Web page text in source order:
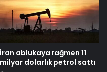
İran ablukaya rağmen 11
milyar dolarlık petrol sattı